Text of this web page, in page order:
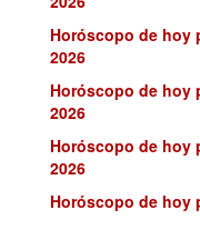
Horóscopo de hoy
2026
Horóscopo de hoy
2026
Horóscopo de hoy
2026
Horóscopo de hoy